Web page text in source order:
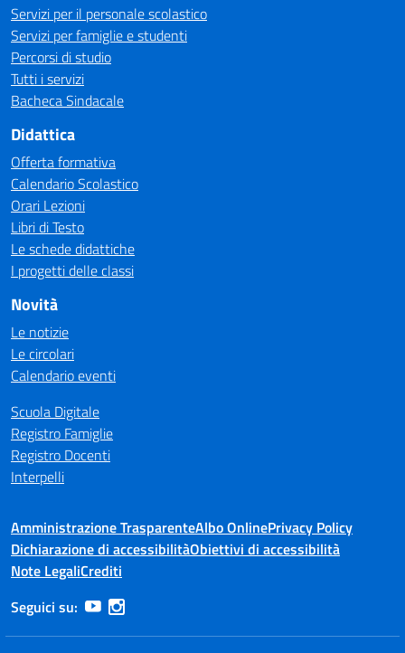
Servizi per il personale scolastico
Servizi per famiglie e studenti
Percorsi di studio
Tutti i servizi
Bacheca Sindacale
Didattica
Offerta formativa
Calendario Scolastico
Orari Lezioni
Libri di Testo
Le schede didattiche
I progetti delle classi
Novità
Le notizie
Le circolari
Calendario eventi
Scuola Digitale
Registro Famiglie
Registro Docenti
Interpelli
Amministrazione TrasparenteAlbo OnlinePrivacy Policy
Dichiarazione di accessibilitàObiettivi di accessibilità
Note LegaliCrediti
Seguici su: